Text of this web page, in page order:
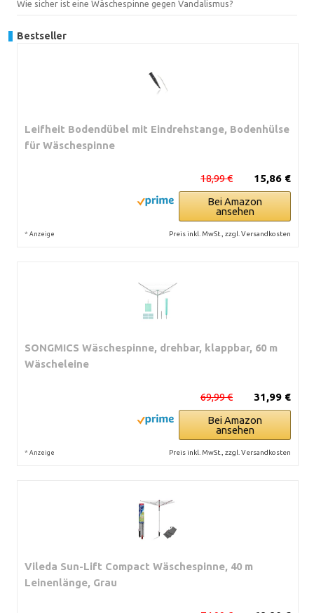
Wie sicher ist eine Wäschespinne gegen Vandalismus?
Bestseller
Leifheit Bodendübel mit Eindrehstange, Bodenhülse
für Wäschespinne
15,86 €
18,99 €
Bei Amazon
ansehen
* Anzeige Preis inkl. MwSt., zzgl. Versandkosten
SONGMICS Wäschespinne, drehbar, klappbar, 60 m
Wäscheleine
31,99 €
69,99 €
Bei Amazon
ansehen
* Anzeige Preis inkl. MwSt., zzgl. Versandkosten
Vileda Sun-Lift Compact Wäschespinne, 40 m
Leinenlänge, Grau